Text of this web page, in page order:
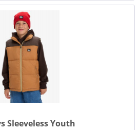
Sleeveless Youth